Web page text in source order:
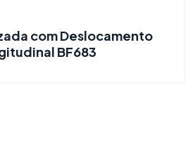
com Deslocamento
BF683